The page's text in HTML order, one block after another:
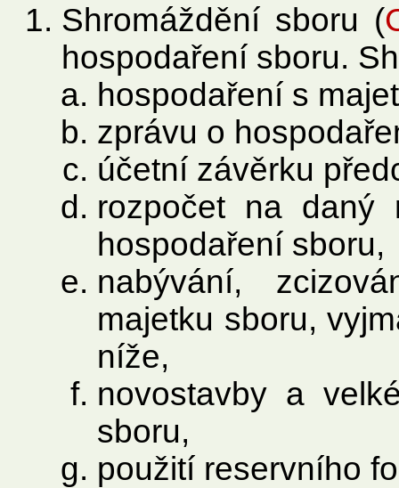
Shromáždění sboru (
hospodaření sboru.
hospodaření s
zprávu o
účetní závěrku
rozpočet na daný
hospodaření sboru,
nabývání,
majetku sboru,
níže,
novostavby a
sboru,
použití reservního